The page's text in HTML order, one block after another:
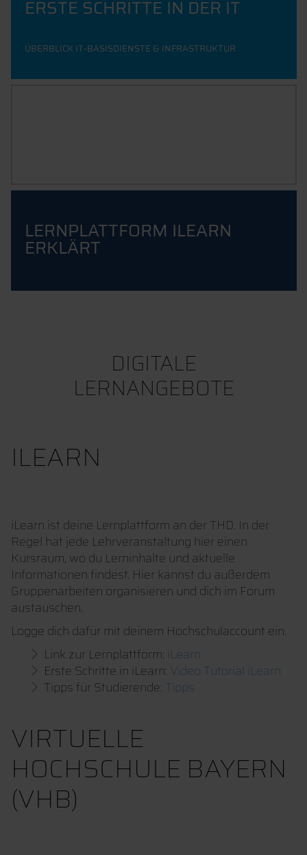
ERSTE SCHRITTE IN DER IT
ÜBERBLICK IT-BASISDIENSTE & INFRASTRUKTUR
LERNPLATTFORM ILEARN
ERKLÄRT
DIGITALE
LERNANGEBOTE
ILEARN
iLearn ist deine Lernplattform an der THD. In der
Regel hat jede Lehrveranstaltung hier einen
Kursraum, wo du Lerninhalte und aktuelle
Informationen findest. Hier kannst du außerdem
Gruppenarbeiten organisieren und dich im Forum
austauschen.
Logge dich dafür mit deinem Hochschulaccount ein.
Link zur Lernplattform: iLearn
Erste Schritte in iLearn: Video Tutorial iLearn
Tipps für Studierende: Tipps
VIRTUELLE
HOCHSCHULE BAYERN
(VHB)